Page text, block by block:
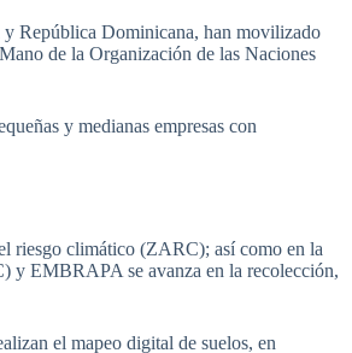
y República Dominicana, han movilizado
de la Organización de las Naciones
y medianas empresas con
riesgo climático (ZARC); así como en la
y EMBRAPA se avanza en la recolección,
el mapeo digital de suelos, en